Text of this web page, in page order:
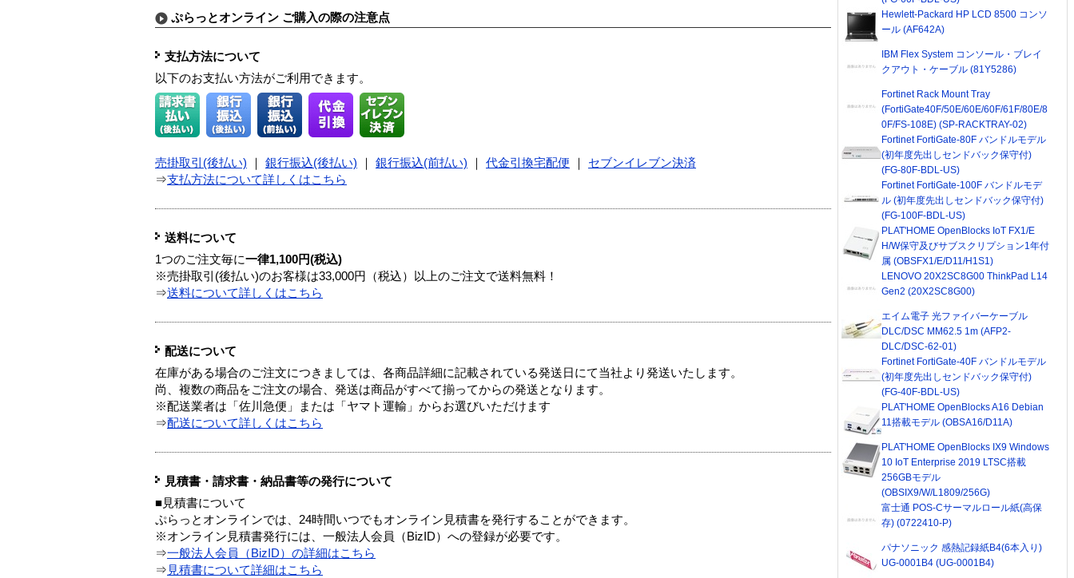
ぷらっとオンライン ご購入の際の注意点
支払方法について
以下のお支払い方法がご利用できます。
売掛取引(後払い) 銀行振込(後払い) 銀行振込(前払い) 代金引換宅配便
セブンイレブン決済
⇒支払方法について詳しくはこちら
送料について
1つのご注文毎に一律1,100円(税込)
※売掛取引(後払い)のお客様は33,000円（税込）以上のご注文で送料無料！
⇒送料について詳しくはこちら
配送について
在庫がある場合のご注文につきましては、各商品詳細に記載されている発送日にて当社より発送いたします。
尚、複数の商品をご注文の場合、発送は商品がすべて揃ってからの発送となります。
※配送業者は「佐川急便」または「ヤマト運輸」からお選びいただけます
⇒配送について詳しくはこちら
見積書・請求書・納品書等の発行について
■見積書について
ぷらっとオンラインでは、24時間いつでもオンライン見積書を発行することができます。
※オンライン見積書発行には、一般法人会員（BizID）への登録が必要です。
⇒一般法人会員（BizID）の詳細はこちら
⇒ 見積書について詳細はこちら
Hewlett-Packard HP LCD 8500 コンソ
ール (AF642A)
IBM Flex System コンソール・ブレイ
クアウト・ケーブル (81Y5286)
Fortinet Rack Mount Tray
(FortiGate40F/50E/60E/60F/61F/80E/8
0F/FS-108E) (SP-RACKTRAY-02)
Fortinet FortiGate-80F バンドルモデル
(初年度先出しセンドバック保守付)
(FG-80F-BDL-US)
Fortinet FortiGate-100F バンドルモデ
ル (初年度先出しセンドバック保守付)
(FG-100F-BDL-US)
PLAT'HOME OpenBlocks IoT FX1/E
H/W保守及びサブスクリプション1年付
属 (OBSFX1/E/D11/H1S1)
LENOVO 20X2SC8G00 ThinkPad L14
Gen2 (20X2SC8G00)
エイム電子 光ファイバーケーブル
DLC/DSC MM62.5 1m (AFP2-
DLC/DSC-62-01)
Fortinet FortiGate-40F バンドルモデル
(初年度先出しセンドバック保守付)
(FG-40F-BDL-US)
PLAT'HOME OpenBlocks A16 Debian
11搭載モデル (OBSA16/D11A)
PLAT'HOME OpenBlocks IX9 Windows
10 IoT Enterprise 2019 LTSC搭載
256GBモデル
(OBSIX9/W/L1809/256G)
富士通 POS-Cサーマルロール紙(高保
存) (0722410-P)
パナソニック 感熱記録紙B4(6本入り)
UG-0001B4 (UG-0001B4)